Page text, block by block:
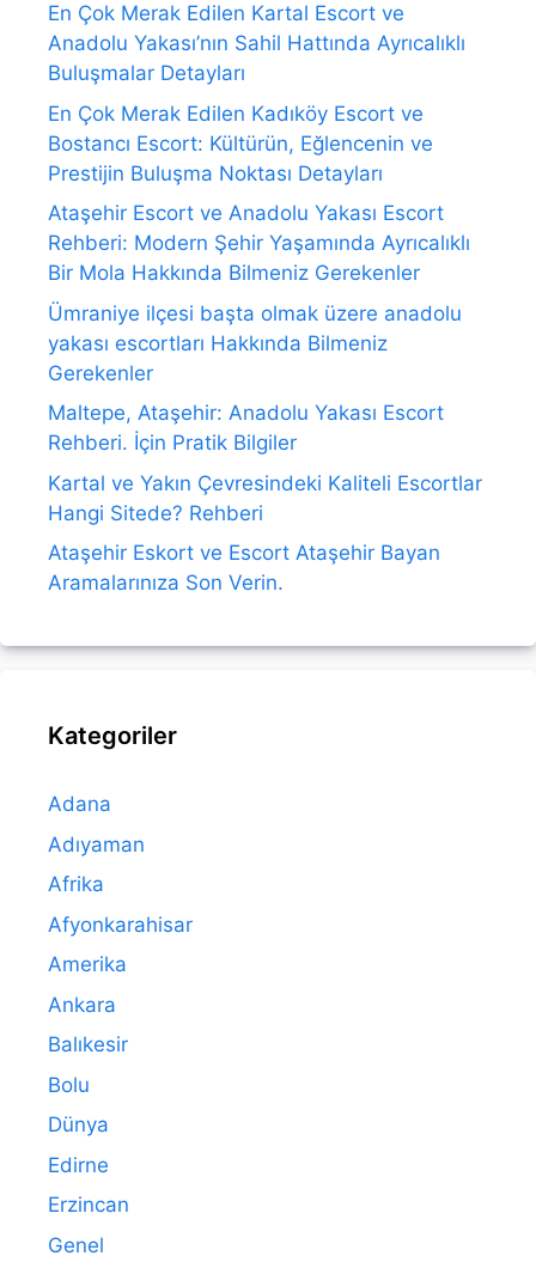
En Çok Merak Edilen Kartal Escort ve
Anadolu Yakası’nın Sahil Hattında Ayrıcalıklı
Buluşmalar Detayları
En Çok Merak Edilen Kadıköy Escort ve
Bostancı Escort: Kültürün, Eğlencenin ve
Prestijin Buluşma Noktası Detayları
Ataşehir Escort ve Anadolu Yakası Escort
Rehberi: Modern Şehir Yaşamında Ayrıcalıklı
Bir Mola Hakkında Bilmeniz Gerekenler
Ümraniye ilçesi başta olmak üzere anadolu
yakası escortları Hakkında Bilmeniz
Gerekenler
Maltepe, Ataşehir: Anadolu Yakası Escort
Rehberi. İçin Pratik Bilgiler
Kartal ve Yakın Çevresindeki Kaliteli Escortlar
Hangi Sitede? Rehberi
Ataşehir Eskort ve Escort Ataşehir Bayan
Aramalarınıza Son Verin.
Kategoriler
Adana
Adıyaman
Afrika
Afyonkarahisar
Amerika
Ankara
Balıkesir
Bolu
Dünya
Edirne
Erzincan
Genel